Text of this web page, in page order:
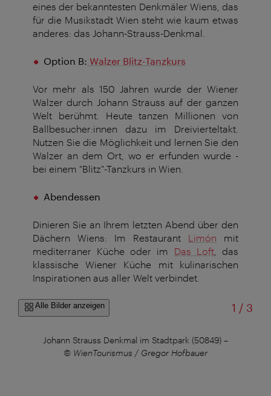
eines der bekanntesten Denkmäler Wiens, das
für die Musikstadt Wien steht wie kaum etwas
anderes: das Johann-Strauss-Denkmal.
Option B: Walzer Blitz-Tanzkurs
Vor mehr als 150 Jahren wurde der Wiener
Walzer durch Johann Strauss auf der ganzen
Welt berühmt. Heute tanzen Millionen von
Ballbesucher:innen dazu im Dreivierteltakt.
Nutzen Sie die Möglichkeit und lernen Sie den
Walzer an dem Ort, wo er erfunden wurde -
bei einem "Blitz"-Tanzkurs in Wien.
Abendessen
Dinieren Sie an Ihrem letzten Abend über den
Dächern Wiens: Im Restaurant Limón mit
mediterraner Küche oder im Das Loft, das
klassische Wiener Küche mit kulinarischen
Inspirationen aus aller Welt verbindet.
Alle Bilder anzeigen 1 /von
3
Johann Strauss Denkmal im Stadtpark (50849)–
© WienTourismus / Gregor Hofbauer